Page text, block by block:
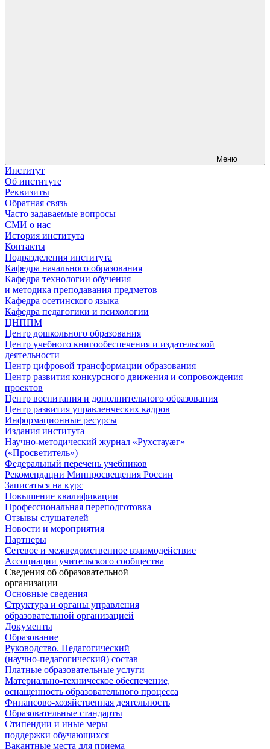
Меню
Институт
Об институте
Реквизиты
Обратная связь
Часто задаваемые вопросы
СМИ о нас
История института
Контакты
Подразделения института
Кафедра начального образования
Кафедра технологии обучения
и методика преподавания предметов
Кафедра осетинского языка
Кафедра педагогики и психологии
ЦНППМ
Центр дошкольного образования
Центр учебного книгообеспечения и издательской
деятельности
Центр цифровой трансформации образования
Центр развития конкурсного движения и сопровождения
проектов
Центр воспитания и дополнительного образования
Центр развития управленческих кадров
Информационные ресурсы
Издания института
Научно-методический журнал «Рухстауæг»
(«Просветитель»)
Федеральный перечень учебников
Рекомендации Минпросвещения России
Записаться на курс
Повышение квалификации
Профессиональная переподготовка
Отзывы слушателей
Новости и мероприятия
Партнеры
Сетевое и межведомственное взаимодействие
Ассоциации учительского сообщества
Сведения об образовательной
организации
Основные сведения
Структура и органы управления
образовательной организацией
Документы
Образование
Руководство. Педагогический
(научно-педагогический) состав
Платные образовательные услуги
Материально-техническое обеспечение,
оснащенность образовательного процесса
Финансово-хозяйственная деятельность
Образовательные стандарты
Стипендии и иные меры
поддержки обучающихся
Вакантные места для приема